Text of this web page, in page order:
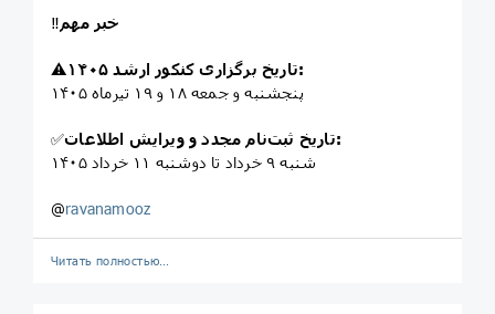
‼️خبر مهم
⚠️
تاریخ برگزاری کنکور ارشد ۱۴۰۵:
پنجشنبه و جمعه ۱۸ و ۱۹ تیرماه ۱۴۰۵
✅
تاریخ ثبت‌نام مجدد و ویرایش اطلاعات:
شنبه ۹ خرداد تا دوشنبه ۱۱ خرداد ۱۴۰۵
@ravanamooz
Читать полностью…